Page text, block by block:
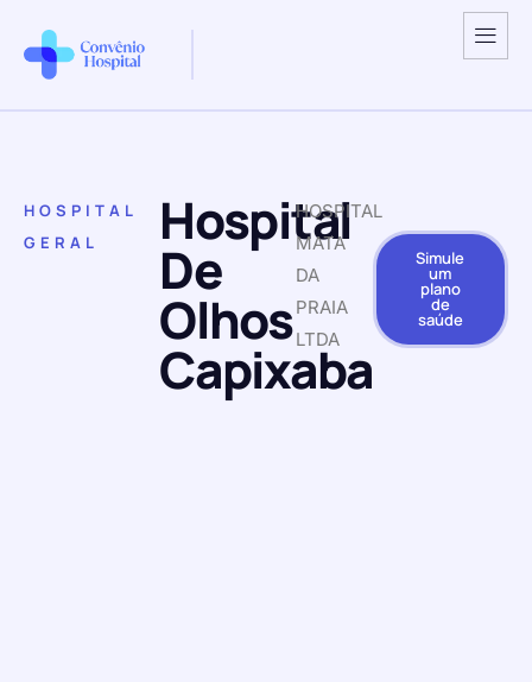
HOSPITAL
GERAL
Hospital
De
Olhos
Capixaba
HOSPITAL
MATA
DA
PRAIA
LTDA
Simule
um
plano
de
saúde